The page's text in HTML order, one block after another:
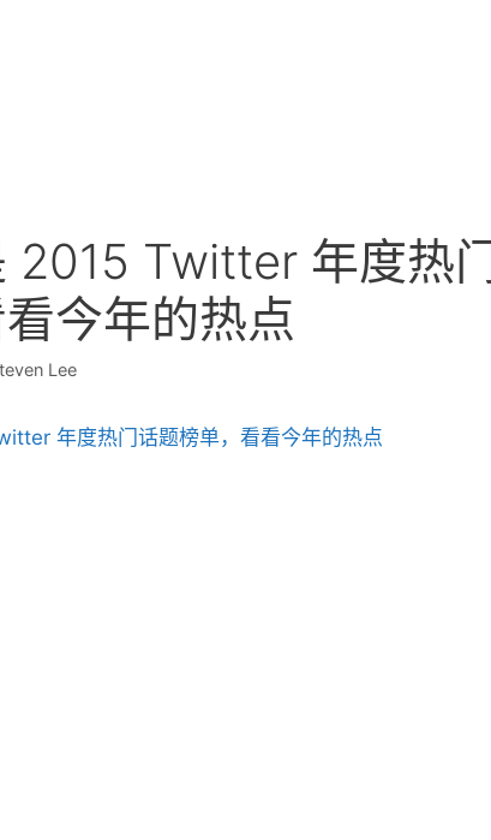
2015 Twitter 年度热
今年的热点
Lee
年度热门话题榜单，看看今年的热点